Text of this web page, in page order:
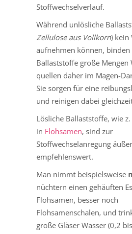
Stoffwechselverlauf.
Während unlösliche
Zellulose aus Vollkorn) kein
aufnehmen können, binden
Ballaststoffe große Mengen
quellen daher im Magen-
Sie sorgen für eine
und reinigen dabei
Lösliche Ballaststoffe, wie z.
in Flohsamen, sind zur
Stoffwechselanregung
empfehlenswert.
Man nimmt beispielsweise
nüchtern einen gehäuften
Flohsamen, besser noch
Flohsamenschalen, und
große Gläser Wasser (0,2